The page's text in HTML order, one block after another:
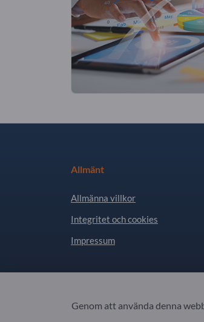
Allmänt
Allmänna villkor
Integritet och cookies
Impressum
Copyright © 2026 Exportpages
Genom att använda denna